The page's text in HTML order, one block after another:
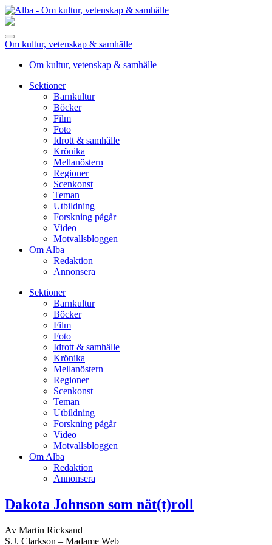
Om kultur, vetenskap & samhälle
Om kultur, vetenskap & samhälle
Sektioner
Barnkultur
Böcker
Film
Foto
Idrott & samhälle
Krönika
Mellanöstern
Regioner
Scenkonst
Teman
Utbildning
Forskning pågår
Video
Motvallsbloggen
Om Alba
Redaktion
Annonsera
Sektioner
Barnkultur
Böcker
Film
Foto
Idrott & samhälle
Krönika
Mellanöstern
Regioner
Scenkonst
Teman
Utbildning
Forskning pågår
Video
Motvallsbloggen
Om Alba
Redaktion
Annonsera
Dakota Johnson som nät(t)roll
Av Martin Ricksand
S.J. Clarkson – Madame Web